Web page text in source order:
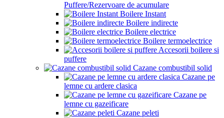
Puffere/Rezervoare de acumulare
Boilere Instant
Boilere indirecte
Boilere electrice
Boilere termoelectrice
Accesorii boilere si
puffere
Cazane combustibil solid
Cazane pe
lemne cu ardere clasica
Cazane pe
lemne cu gazeificare
Cazane peleti